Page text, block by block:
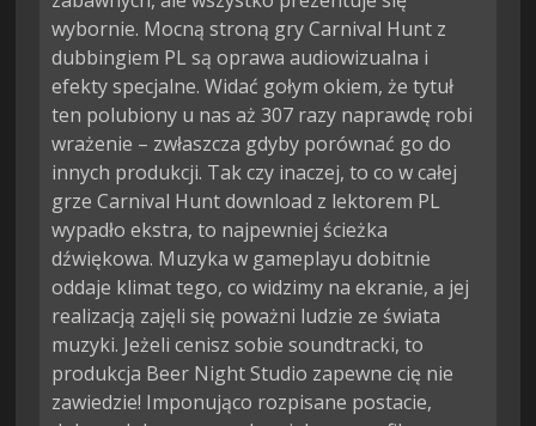
wybornie. Mocną stroną gry Carnival Hunt z
dubbingiem PL są oprawa audiowizualna i
efekty specjalne. Widać gołym okiem, że tytuł
ten polubiony u nas aż 307 razy naprawdę robi
wrażenie – zwłaszcza gdyby porównać go do
innych produkcji. Tak czy inaczej, to co w całej
grze Carnival Hunt download z lektorem PL
wypadło ekstra, to najpewniej ścieżka
dźwiękowa. Muzyka w gameplayu dobitnie
oddaje klimat tego, co widzimy na ekranie, a jej
realizacją zajęli się poważni ludzie ze świata
muzyki. Jeżeli cenisz sobie soundtracki, to
produkcja Beer Night Studio zapewne cię nie
zawiedzie! Imponująco rozpisane postacie,